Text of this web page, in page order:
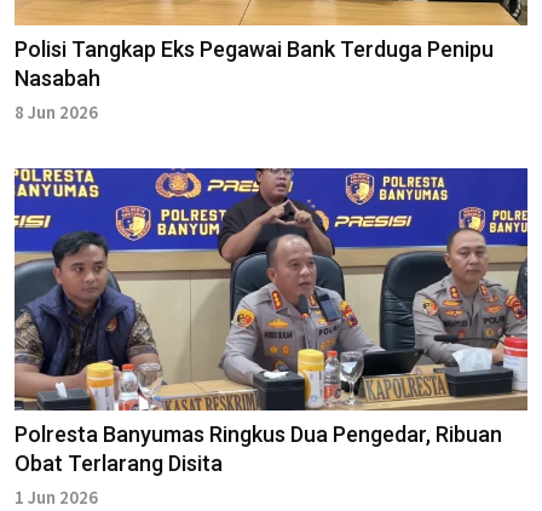
Polisi Tangkap Eks Pegawai Bank Terduga Penipu
Nasabah
8 Jun 2026
Polresta Banyumas Ringkus Dua Pengedar, Ribuan
Obat Terlarang Disita
1 Jun 2026